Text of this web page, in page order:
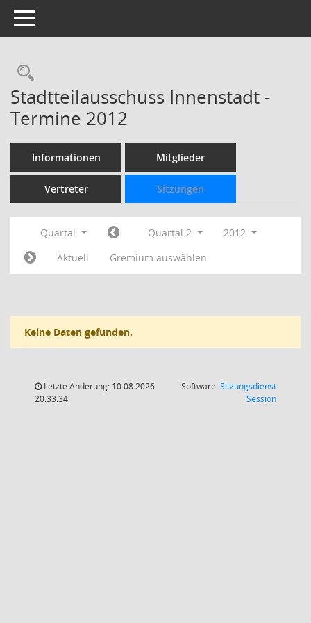
Toggle navigation
Rechercheauswahl
Stadtteilausschuss Innenstadt -
Termine 2012
Informationen Mitglieder
Vertreter Sitzungen
Quartal Quartal 2
2012
Aktuell
Gremium auswählen
Keine Daten gefunden.
Letzte Änderung: 10.08.2026
20:33:34
Software:Sitzungsdienst
Session(Wird in